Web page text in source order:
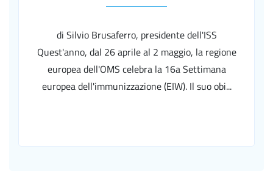
di Silvio Brusaferro, presidente dell'ISS
Quest'anno, dal 26 aprile al 2 maggio, la regione
europea dell'OMS celebra la 16a Settimana
europea dell'immunizzazione (EIW). Il suo obi...